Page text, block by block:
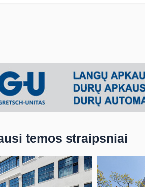
temos straipsniai